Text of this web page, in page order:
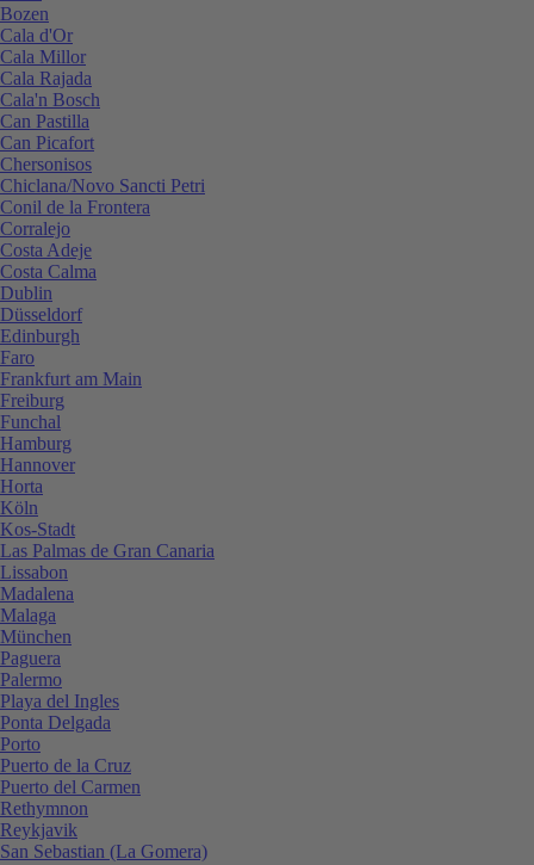
Bozen
Cala d'Or
Cala Millor
Cala Rajada
Cala'n Bosch
Can Pastilla
Can Picafort
Chersonisos
Chiclana/Novo Sancti Petri
Conil de la Frontera
Corralejo
Costa Adeje
Costa Calma
Dublin
Düsseldorf
Edinburgh
Faro
Frankfurt am Main
Freiburg
Funchal
Hamburg
Hannover
Horta
Köln
Kos-Stadt
Las Palmas de Gran Canaria
Lissabon
Madalena
Malaga
München
Paguera
Palermo
Playa del Ingles
Ponta Delgada
Porto
Puerto de la Cruz
Puerto del Carmen
Rethymnon
Reykjavik
San Sebastian (La Gomera)